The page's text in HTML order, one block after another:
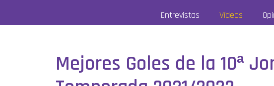
Entrevistas
Vídeos
Mejores Goles de la 10ª